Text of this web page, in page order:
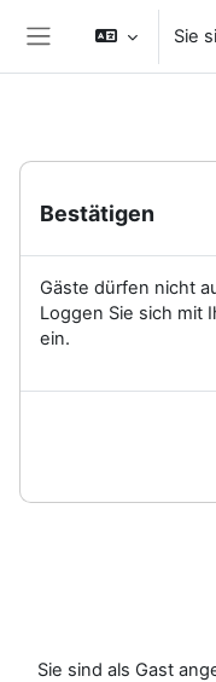
Website-Übersicht
Sie
Bestätigen
Gäste dürfen nicht
Loggen Sie sich mit
ein.
Sie sind als Gast